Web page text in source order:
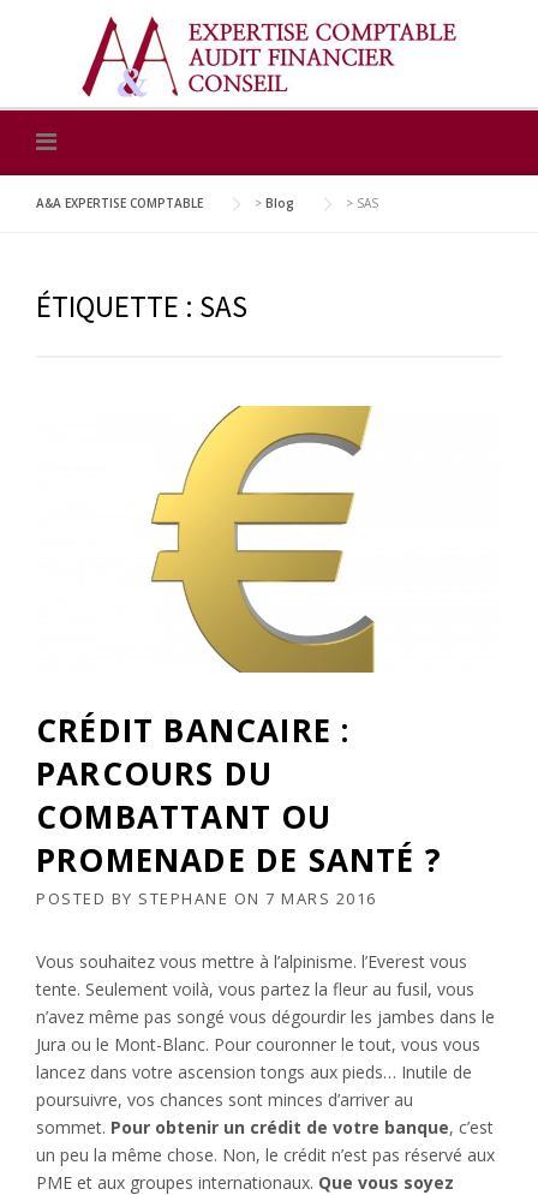
A&A EXPERTISE COMPTABLE > Blog > SAS
ÉTIQUETTE : SAS
CRÉDIT BANCAIRE :
PARCOURS DU
COMBATTANT OU
PROMENADE DE SANTÉ ?
POSTED BY STEPHANE ON 7 MARS 2016
Vous souhaitez vous mettre à l’alpinisme. l’Everest vous
tente. Seulement voilà, vous partez la fleur au fusil, vous
n’avez même pas songé vous dégourdir les jambes dans le
Jura ou le Mont-Blanc. Pour couronner le tout, vous vous
lancez dans votre ascension tongs aux pieds… Inutile de
poursuivre, vos chances sont minces d’arriver au
sommet. Pour obtenir un crédit de votre banque, c’est
un peu la même chose. Non, le crédit n’est pas réservé aux
PME et aux groupes internationaux. Que vous soyez